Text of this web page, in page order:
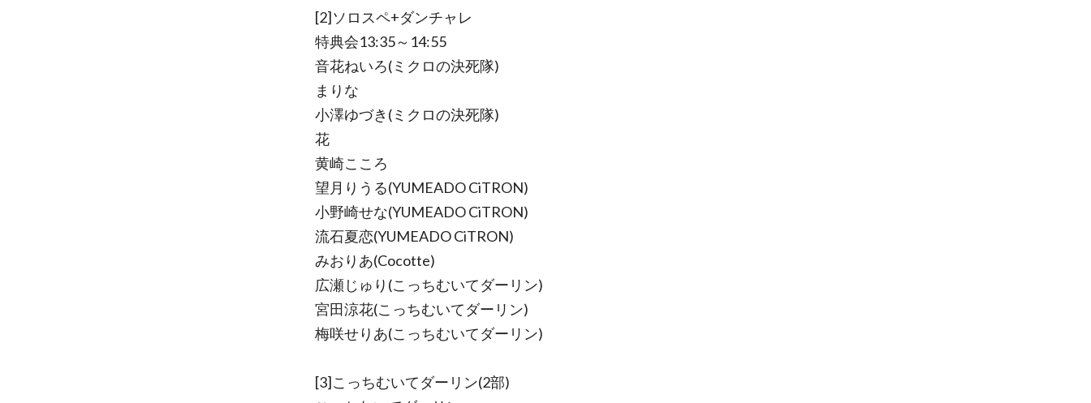
[2]ソロスペ+ダンチャレ
特典会13:35～14:55
音花ねいろ(ミクロの決死隊)
まりな
小澤ゆづき(ミクロの決死隊)
花
黄崎こころ
望月りうる(YUMEADO CiTRON)
小野崎せな(YUMEADO CiTRON)
流石夏恋(YUMEADO CiTRON)
みおりあ(Cocotte)
広瀬じゅり(こっちむいてダーリン)
宮田涼花(こっちむいてダーリン)
梅咲せりあ(こっちむいてダーリン)
[3]こっちむいてダーリン(2部)